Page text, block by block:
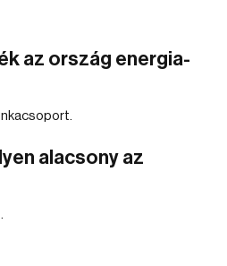
az ország energia-
alacsony az